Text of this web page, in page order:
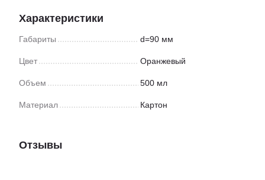
Характеристики
Габариты d=90 мм
Цвет Оранжевый
Объем 500 мл
Материал Картон
Отзывы